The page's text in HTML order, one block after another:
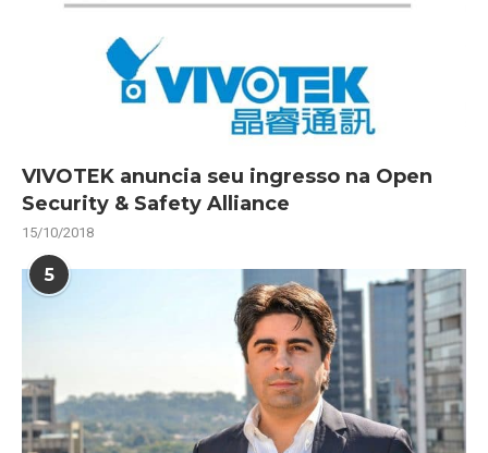
VIVOTEK anuncia seu ingresso na Open
Security & Safety Alliance
15/10/2018
5